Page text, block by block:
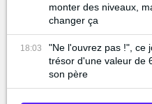
monter des niveaux,
changer ça
18:03
"Ne l'ouvrez pas !", ce
trésor d'une valeur de
son père